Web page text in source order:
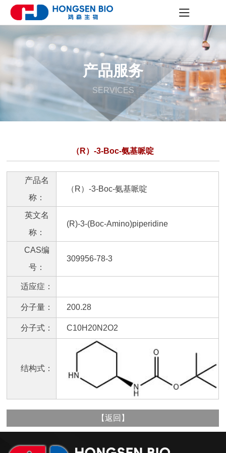
产品服务
SERVICES
（R）-3-Boc-氨基哌啶
产品名
称：
（R）-3-Boc-氨基哌啶
英文名
称：
(R)-3-(Boc-Amino)piperidine
CAS编
号：
309956-78-3
适应症：
分子量： 200.28
分子式： C10H20N2O2
结构式：
【返回 】